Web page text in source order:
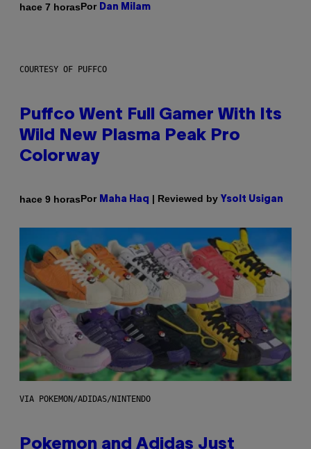
hace 7 horasPor Dan Milam
COURTESY OF PUFFCO
Puffco Went Full Gamer With Its
Wild New Plasma Peak Pro
Colorway
hace 9 horasPor Maha Haq | Reviewed by Ysolt Usigan
VIA POKEMON/ADIDAS/NINTENDO
Pokemon and Adidas Just